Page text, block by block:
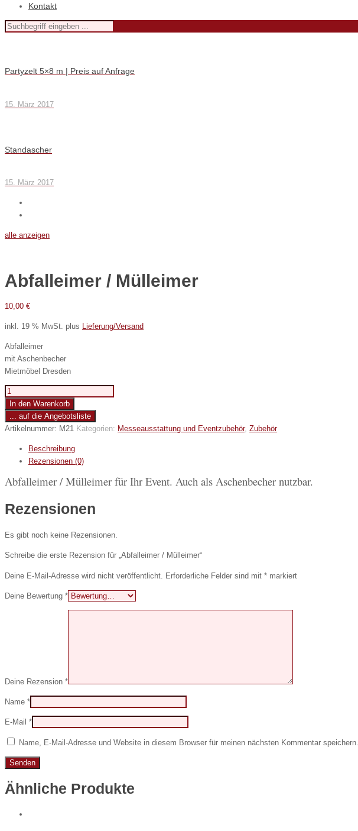
Kontakt
Partyzelt 5×8 m | Preis auf Anfrage
15. März 2017
Standascher
15. März 2017
alle anzeigen
Abfalleimer / Mülleimer
10,00 €
inkl. 19 % MwSt. plus Lieferung/Versand
Abfalleimer
mit Aschenbecher
Mietmöbel Dresden
Abfalleimer
Mülleimer
Menge
In den Warenkorb
... auf die Angebotsliste
Artikelnummer: M21 Kategorien: Messeausstattung und Eventzubehör, Zubehör
Beschreibung
Rezensionen (0)
Abfalleimer / Mülleimer für Ihr Event. Auch als Aschenbecher nutzbar.
Rezensionen
Es gibt noch keine Rezensionen.
Schreibe die erste Rezension für „Abfalleimer / Mülleimer“
Deine E-Mail-Adresse wird nicht veröffentlicht. Erforderliche Felder sind mit * markiert
Deine Bewertung *
Deine Rezension *
Name *
E-Mail *
Name, E-Mail-Adresse und Website in diesem Browser für meinen nächsten Kommentar speichern.
Ähnliche Produkte